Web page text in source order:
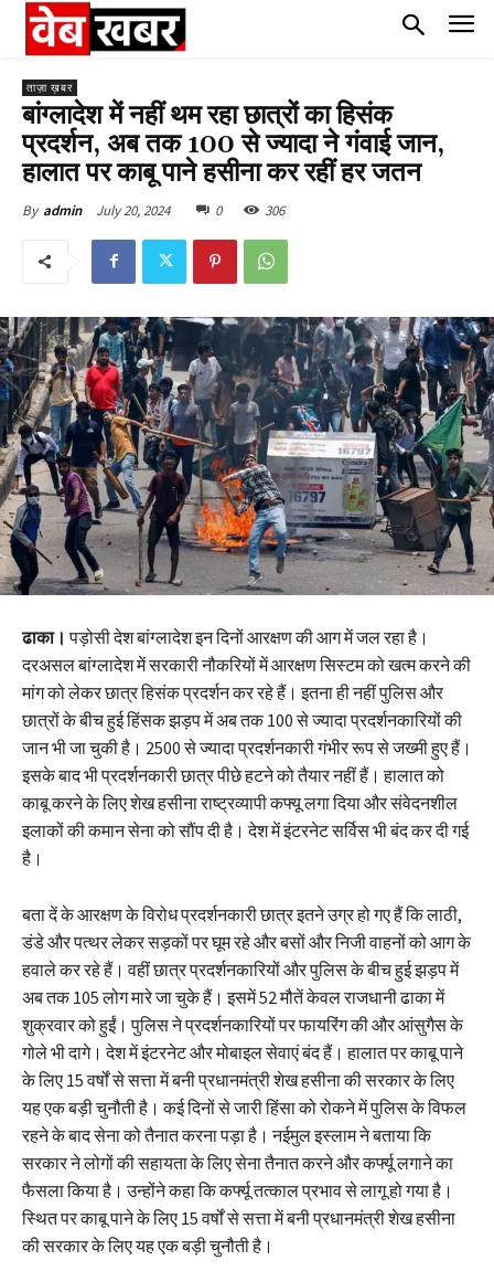
ताज़ा ख़बर
बांग्लादेश में नहीं थम रहा छात्रों का हिसंक
प्रदर्शन, अब तक 100 से ज्यादा ने गंवाई जान,
हालात पर काबू पाने हसीना कर रहीं हर जतन
By admin July 20, 2024 0 306
ढाका। पड़ोसी देश बांग्लादेश इन दिनों आरक्षण की आग में जल रहा है।
दरअसल बांग्लादेश में सरकारी नौकरियों में आरक्षण सिस्टम को खत्म करने की
मांग को लेकर छात्र हिसंक प्रदर्शन कर रहे हैं। इतना ही नहीं पुलिस और
छात्रों के बीच हुई हिंसक झड़प में अब तक 100 से ज्यादा प्रदर्शनकारियों की
जान भी जा चुकी है। 2500 से ज्यादा प्रदर्शनकारी गंभीर रूप से जख्मी हुए हैं।
इसके बाद भी प्रदर्शनकारी छात्र पीछे हटने को तैयार नहीं हैं। हालात को
काबू करने के लिए शेख हसीना राष्ट्रव्यापी कफ्यू लगा दिया और संवेदनशील
इलाकों की कमान सेना को सौंप दी है। देश में इंटरनेट सर्विस भी बंद कर दी गई
है।
बता दें के आरक्षण के विरोध प्रदर्शनकारी छात्र इतने उग्र हो गए हैं कि लाठी,
डंडे और पत्थर लेकर सड़कों पर घूम रहे और बसों और निजी वाहनों को आग के
हवाले कर रहे हैं। वहीं छात्र प्रदर्शनकारियों और पुलिस के बीच हुई झड़प में
अब तक 105 लोग मारे जा चुके हैं। इसमें 52 मौतें केवल राजधानी ढाका में
शुक्रवार को हुईं। पुलिस ने प्रदर्शनकारियों पर फायरिंग की और आंसुगैस के
गोले भी दागे। देश में इंटरनेट और मोबाइल सेवाएं बंद हैं। हालात पर काबू पाने
के लिए 15 वर्षों से सत्ता में बनी प्रधानमंत्री शेख हसीना की सरकार के लिए
यह एक बड़ी चुनौती है। कई दिनों से जारी हिंसा को रोकने में पुलिस के विफल
रहने के बाद सेना को तैनात करना पड़ा है। नईमुल इस्लाम ने बताया कि
सरकार ने लोगों की सहायता के लिए सेना तैनात करने और कर्फ्यू लगाने का
फैसला किया है। उन्होंने कहा कि कर्फ्यू तत्काल प्रभाव से लागू हो गया है।
स्थित पर काबू पाने के लिए 15 वर्षों से सत्ता में बनी प्रधानमंत्री शेख हसीना
की सरकार के लिए यह एक बड़ी चुनौती है।